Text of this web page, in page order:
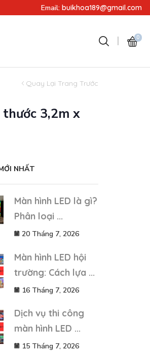
Miễn phí lắp đặt - Miễn phí
Email:buikhoa189@gmail.com
0
Quay Lại Trang Trước
3,2m x
NHẤT
Màn hình LED là gì?
Phân loại ...
20 Tháng 7, 2026
Màn hình LED hội
trường: Cách lựa ...
16 Tháng 7, 2026
Dịch vụ thi công
màn hình LED ...
15 Tháng 7, 2026